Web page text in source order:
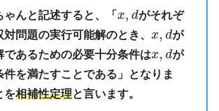
ゃんと記述すると、「x, dがそれぞ
対問題の実行可能解のとき、x, dが
であるための必要十分条件はx, dが
件を満たすことである」となりま
を相補性定理と言います。